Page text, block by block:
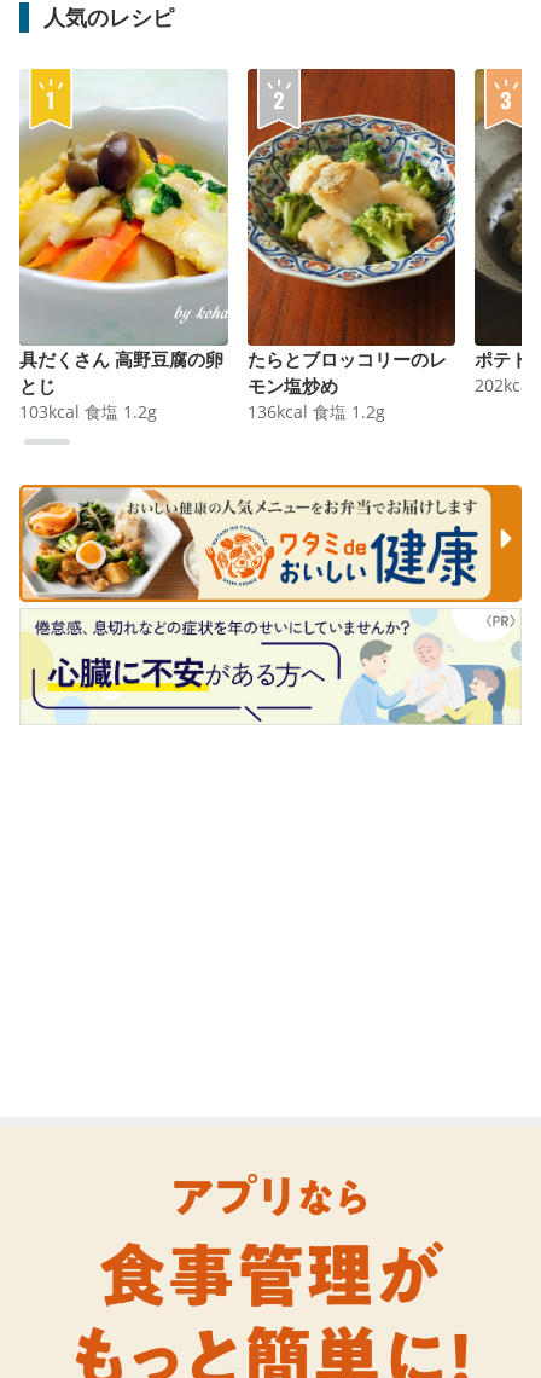
人気のレシピ
具だくさん 高野豆腐の卵
とじ
103kcal 食塩 1.2g
たらとブロッコリーのレ
モン塩炒め
136kcal 食塩 1.2g
ポテト
202kcal